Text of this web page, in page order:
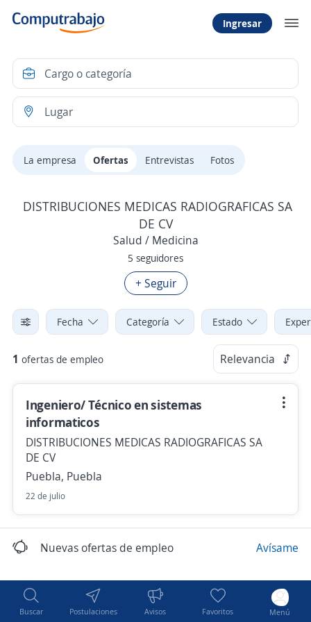
Ingresar
Buscar Postulaciones Avisos Favoritos Menú
La empresa Ofertas Entrevistas Fotos
DISTRIBUCIONES MEDICAS RADIOGRAFICAS SA
DE CV
Salud / Medicina
5 seguidores
+ Seguir
Fecha Categoría Estado
1 ofertas de empleo Relevancia
Ingeniero/ Técnico en sistemas
informaticos
DISTRIBUCIONES MEDICAS RADIOGRAFICAS SA
DE CV
Puebla, Puebla
22 de julio
Nuevas ofertas de empleo Avísame